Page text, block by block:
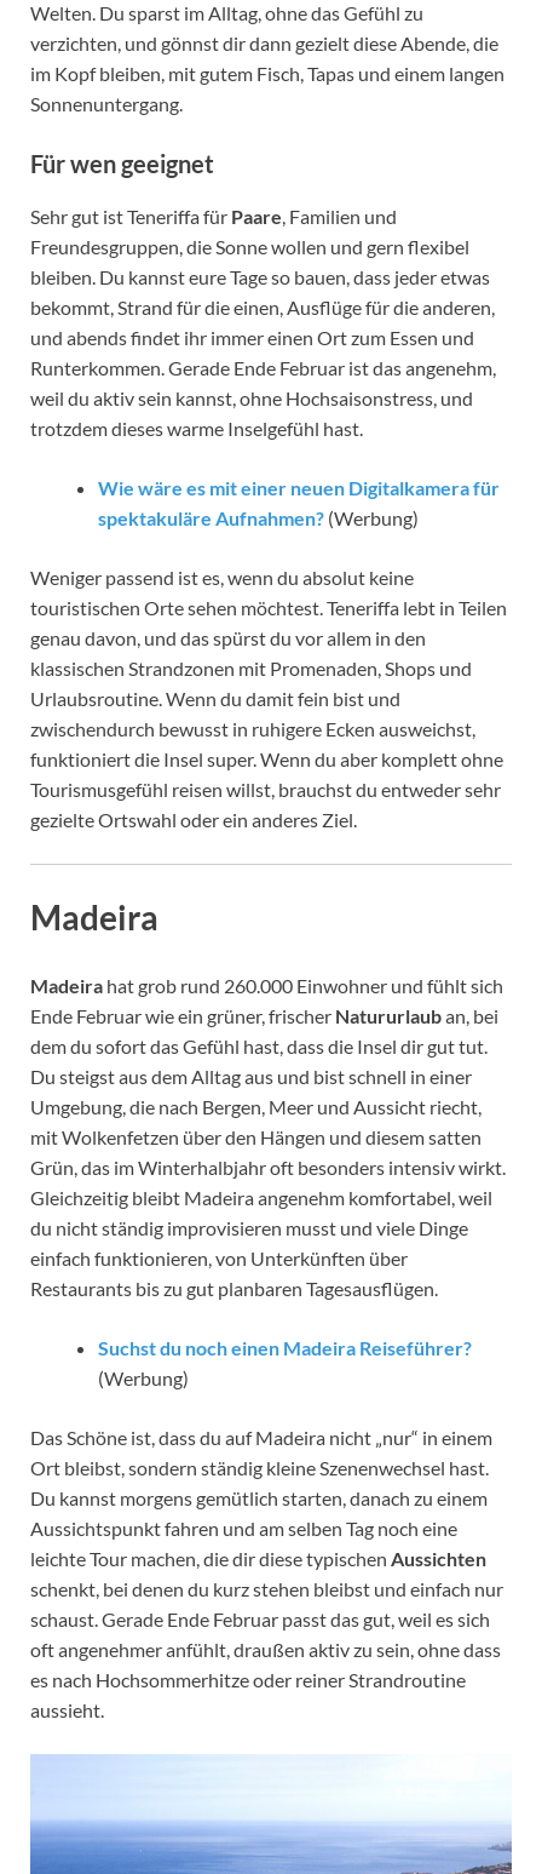
Welten. Du sparst im Alltag, ohne das Gefühl zu
verzichten, und gönnst dir dann gezielt diese Abende, die
im Kopf bleiben, mit gutem Fisch, Tapas und einem langen
Sonnenuntergang.
Für wen geeignet
Sehr gut ist Teneriffa für Paare, Familien und
Freundesgruppen, die Sonne wollen und gern flexibel
bleiben. Du kannst eure Tage so bauen, dass jeder etwas
bekommt, Strand für die einen, Ausflüge für die anderen,
und abends findet ihr immer einen Ort zum Essen und
Runterkommen. Gerade Ende Februar ist das angenehm,
weil du aktiv sein kannst, ohne Hochsaisonstress, und
trotzdem dieses warme Inselgefühl hast.
Wie wäre es mit einer neuen Digitalkamera für
spektakuläre Aufnahmen? (Werbung)
Weniger passend ist es, wenn du absolut keine
touristischen Orte sehen möchtest. Teneriffa lebt in Teilen
genau davon, und das spürst du vor allem in den
klassischen Strandzonen mit Promenaden, Shops und
Urlaubsroutine. Wenn du damit fein bist und
zwischendurch bewusst in ruhigere Ecken ausweichst,
funktioniert die Insel super. Wenn du aber komplett ohne
Tourismusgefühl reisen willst, brauchst du entweder sehr
gezielte Ortswahl oder ein anderes Ziel.
Madeira
Madeira hat grob rund 260.000 Einwohner und fühlt sich
Ende Februar wie ein grüner, frischer Natururlauban, bei
dem du sofort das Gefühl hast, dass die Insel dir gut tut.
Du steigst aus dem Alltag aus und bist schnell in einer
Umgebung, die nach Bergen, Meer und Aussicht riecht,
mit Wolkenfetzen über den Hängen und diesem satten
Grün, das im Winterhalbjahr oft besonders intensiv wirkt.
Gleichzeitig bleibt Madeira angenehm komfortabel, weil
du nicht ständig improvisieren musst und viele Dinge
einfach funktionieren, von Unterkünften über
Restaurants bis zu gut planbaren Tagesausflügen.
Suchst du noch einen Madeira Reiseführer?
(Werbung)
Das Schöne ist, dass du auf Madeira nicht „nur“ in einem
Ort bleibst, sondern ständig kleine Szenenwechsel hast.
Du kannst morgens gemütlich starten, danach zu einem
Aussichtspunkt fahren und am selben Tag noch eine
leichte Tour machen, die dir diese typischen Aussichten
schenkt, bei denen du kurz stehen bleibst und einfach nur
schaust. Gerade Ende Februar passt das gut, weil es sich
oft angenehmer anfühlt, draußen aktiv zu sein, ohne dass
es nach Hochsommerhitze oder reiner Strandroutine
aussieht.